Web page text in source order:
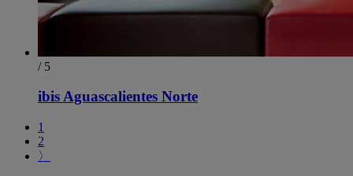
/ 5
ibis Aguascalientes Norte
1
2
〉